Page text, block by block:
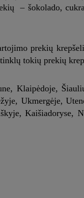
– šokolado,
prekių
tokių prekių
Klaipėdoje,
Ukmergėje,
Kaišiadoryse,